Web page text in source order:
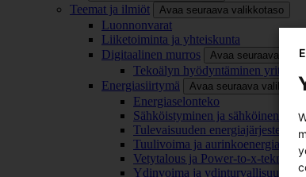
Teemat ja ilmiöt Avaa seuraava valikkotaso
Luonnonvarat
Liiketoiminta ja yhteiskunta
Digitaalinen murros
Avaa seuraava
Tekoälyn hyödyntäminen
Energiasiirtymä
Avaa seuraava
Energiaselonteko
Sähköistyminen ja sähköinen
Tulevaisuuden energiajärjestelmä
Tuulivoima ja aurinkoenergia
Vetytalous ja Power-to-x-
Ydinvoima ja ydinturvallisuus